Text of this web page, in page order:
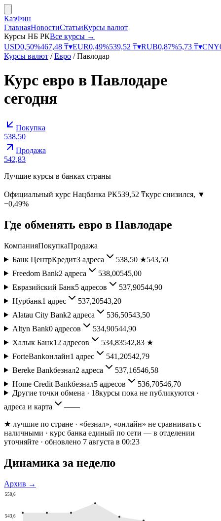
КазФин
ГлавнаяНовостиСтатьиКурсы валют
Курсы НБ РКВсе курсы →
USD0,50%467,48 ₸▾EUR0,49%539,52 ₸▾RUB0,87%5,73 ₸▾CNY
Курсы валют /Евро /Павлодар
Курс евро в Павлодаре
сегодня
Покупка
538,50
Продажа
542,83
Лучшие курсы в банках страны
Официальный курс Нацбанка РК539,52 ₸курс снизился, ▼
−0,49%
Где обменять евро в Павлодаре
КомпанияПокупкаПродажа
Банк ЦентрКредит3 адреса 538,50★543,50
Freedom Bank2 адреса 538,00545,00
Евразийский Банк5 адресов 537,90544,90
Нурбанк1 адрес 537,20543,20
Alatau City Bank2 адреса 536,50543,50
Altyn Bank0 адресов 534,90544,90
Халык Банк12 адресов 534,83542,83★
ForteBankонлайн1 адрес 541,20542,79
Bereke Bankбезнал2 адреса 537,16546,58
Home Credit Bankбезнал5 адресов 536,70546,70
Другие точки обмена · 18курсы пока не публикуются ·
адреса и карта
——
★ лучшие по стране · «безнал», «онлайн» не сравнивать с
наличными · курс банка единый по сети — в отделении
уточняйте · обновлено 7 августа в 00:23
Динамика за неделю
Архив →
550,6
543,6